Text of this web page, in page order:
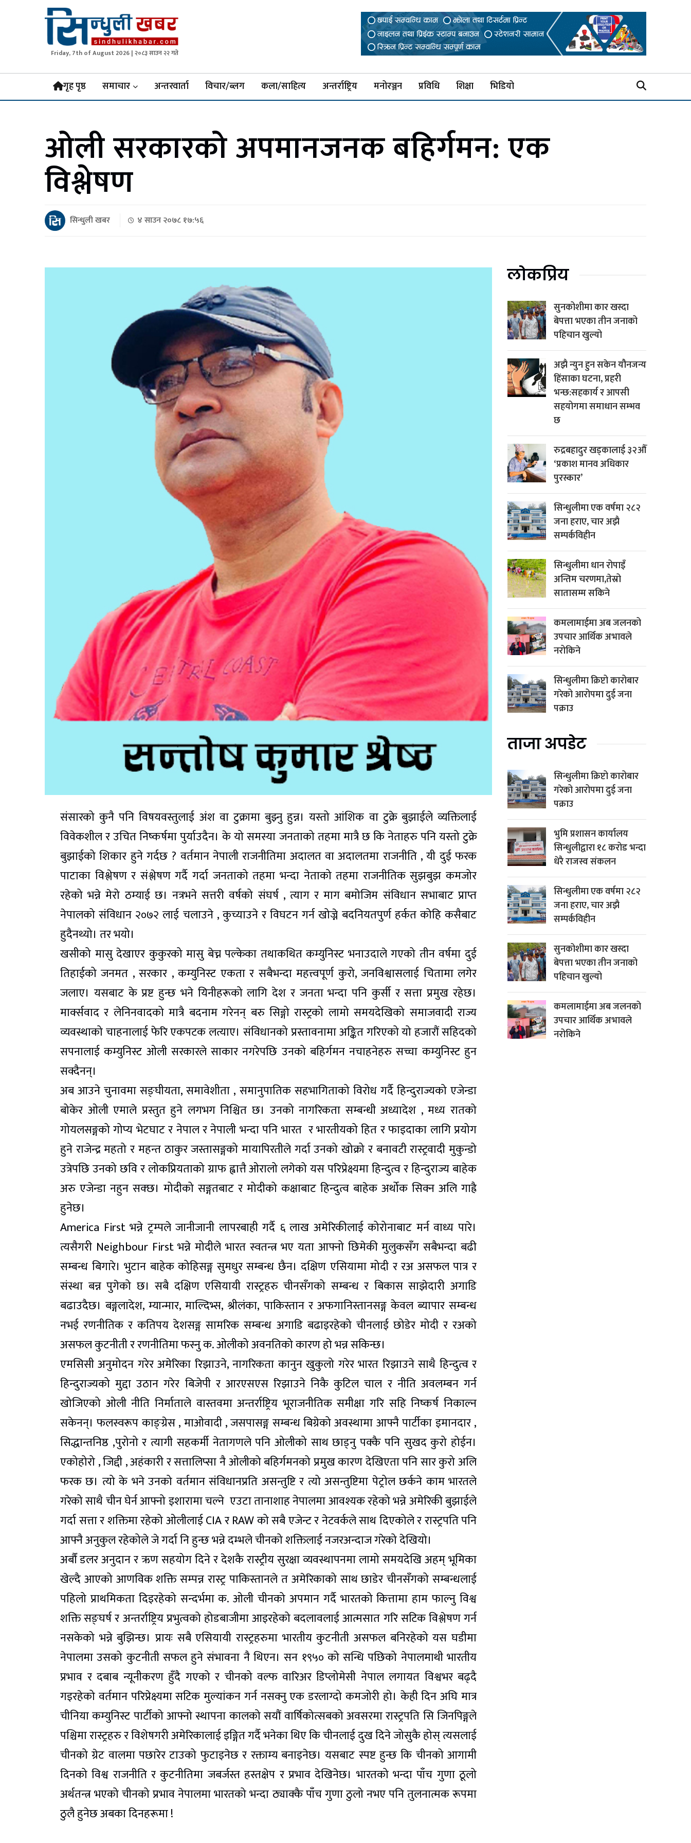
Sindhuli Khabar
News from Sindhuli Nepal
Friday, 7th of August 2026 | २०८३ साउन २२ गते
गृह पृष्ठ समाचार अन्तरवार्ता विचार/ब्लग कला/साहित्य अन्तर्राष्ट्रिय मनोरञ्जन प्रविधि शिक्षा भिडियो
ओली सरकारको अपमानजनक बहिर्गमन: एक
विश्लेषण
सिन्धुली खबर ४ साउन २०७८ १७:५६
संसारको कुनै पनि विषयवस्तुलाई अंश वा टुक्रामा बुझ्नु हुन्न। यस्तो आंशिक वा टुक्रे बुझाईले व्यक्तिलाई
विवेकशील र उचित निष्कर्षमा पुर्याउदैन। के यो समस्या जनताको तहमा मात्रै छ कि नेताहरु पनि यस्तो टुक्रे
बुझाईको शिकार हुने गर्दछ ? वर्तमान नेपाली राजनीतिमा अदालत वा अदालतमा राजनीति , यी दुई फरक
पाटाका विश्लेषण र संश्लेषण गर्दै गर्दा जनताको तहमा भन्दा नेताको तहमा राजनीतिक सुझबुझ कमजोर
रहेको भन्ने मेरो ठम्याई छ। नत्रभने सत्तरी वर्षको संघर्ष , त्याग र माग बमोजिम संविधान सभाबाट प्राप्त
नेपालको संविधान २०७२ लाई चलाउने , कुच्याउने र विघटन गर्न खोज्ने बदनियतपुर्ण हर्कत कोहि कसैबाट
हुदैनथ्यो। तर भयो।
खसीको मासु देखाएर कुकुरको मासु बेच्न पल्केका तथाकथित कम्युनिस्ट भनाउदाले गएको तीन वर्षमा दुई
तिहाईको जनमत , सरकार , कम्युनिस्ट एकता र सबैभन्दा महत्त्वपूर्ण कुरो, जनविश्वासलाई चितामा लगेर
जलाए। यसबाट के प्रष्ट हुन्छ भने यिनीहरूको लागि देश र जनता भन्दा पनि कुर्सी र सत्ता प्रमुख रहेछ।
मार्क्सवाद र लेनिनवादको मात्रै बदनाम गरेनन् बरु सिङ्गो रास्ट्रको लामो समयदेखिको समाजवादी राज्य
व्यवस्थाको चाहनालाई फेरि एकपटक लत्याए। संविधानको प्रस्तावनामा अङ्कित गरिएको यो हजारौं सहिदको
सपनालाई कम्युनिस्ट ओली सरकारले साकार नगरेपछि उनको बहिर्गमन नचाहनेहरु सच्चा कम्युनिस्ट हुन
सक्दैनन्।
अब आउने चुनावमा सङ्घीयता, समावेशीता , समानुपातिक सहभागिताको विरोध गर्दै हिन्दुराज्यको एजेन्डा
बोकेर ओली एमाले प्रस्तुत हुने लगभग निश्चित छ। उनको नागरिकता सम्बन्धी अध्यादेश , मध्य रातको
गोयलसङ्गको गोप्य भेटघाट र नेपाल र नेपाली भन्दा पनि भारत र भारतीयको हित र फाइदाका लागि प्रयोग
हुने राजेन्द्र महतो र महन्त ठाकुर जस्तासङ्गको मायापिरतीले गर्दा उनको खोक्रो र बनावटी रास्ट्रवादी मुकुन्डो
उत्रेपछि उनको छवि र लोकप्रियताको ग्राफ ह्वात्तै ओरालो लगेको यस परिप्रेक्ष्यमा हिन्दुत्व र हिन्दुराज्य बाहेक
अरु एजेन्डा नहुन सक्छ। मोदीको सङ्गतबाट र मोदीको कक्षाबाट हिन्दुत्व बाहेक अर्थोक सिक्न अलि गाह्रै
हुनेछ।
America First भन्ने ट्रम्पले जानीजानी लापरबाही गर्दै ६ लाख अमेरिकीलाई कोरोनाबाट मर्न वाध्य पारे।
त्यसैगरी Neighbour First भन्ने मोदीले भारत स्वतन्त्र भए यता आफ्नो छिमेकी मुलुकसँग सबैभन्दा बढी
सम्बन्ध बिगारे। भुटान बाहेक कोहिसङ्ग सुमधुर सम्बन्ध छैन। दक्षिण एसियामा मोदी र रअ असफल पात्र र
संस्था बन्न पुगेको छ। सबै दक्षिण एसियायी रास्ट्रहरु चीनसँगको सम्बन्ध र बिकास साझेदारी अगाडि
बढाउदैछ। बङ्गलादेश, म्यान्मार, माल्दिभ्स, श्रीलंका, पाकिस्तान र अफगानिस्तानसङ्ग केवल ब्यापार सम्बन्ध
नभई रणनीतिक र कतिपय देशसङ्ग सामरिक सम्बन्ध अगाडि बढाइरहेको चीनलाई छोडेर मोदी र रअको
असफल कुटनीती र रणनीतिमा फस्नु क. ओलीको अवनतिको कारण हो भन्न सकिन्छ।
एमसिसी अनुमोदन गरेर अमेरिका रिझाउने, नागरिकता कानुन खुकुलो गरेर भारत रिझाउने साथै हिन्दुत्व र
हिन्दुराज्यको मुद्दा उठान गरेर बिजेपी र आरएसएस रिझाउने निकै कुटिल चाल र नीति अवलम्बन गर्न
खोजिएको ओली नीति निर्माताले वास्तवमा अन्तर्राष्ट्रिय भूराजनीतिक समीक्षा गरि सहि निष्कर्ष निकाल्न
सकेनन्। फलस्वरूप काङ्ग्रेस , माओवादी , जसपासङ्ग सम्बन्ध बिग्रेको अवस्थामा आफ्नै पार्टीका इमानदार ,
सिद्धान्तनिष्ठ ,पुरोनो र त्यागी सहकर्मी नेतागणले पनि ओलीको साथ छाड्नु पक्कै पनि सुखद कुरो होईन।
एकोहोरो , जिद्दी , अहंकारी र सत्तालिप्सा नै ओलीको बहिर्गमनको प्रमुख कारण देखिएता पनि सार कुरो अलि
फरक छ। त्यो के भने उनको वर्तमान संविधानप्रति असन्तुष्टि र त्यो असन्तुष्टिमा पेट्रोल छर्कने काम भारतले
गरेको साथै चीन घेर्न आफ्नो इशारामा चल्ने एउटा तानाशाह नेपालमा आवश्यक रहेको भन्ने अमेरिकी बुझाईले
गर्दा सत्ता र शक्तिमा रहेको ओलीलाई CIA र RAW को सबै एजेन्ट र नेटवर्कले साथ दिएकोले र रास्ट्रपति पनि
आफ्नै अनुकुल रहेकोले जे गर्दा नि हुन्छ भन्ने दम्भले चीनको शक्तिलाई नजरअन्दाज गरेको देखियो।
अर्बौं डलर अनुदान र ऋण सहयोग दिने र देशकै रास्ट्रीय सुरक्षा व्यवस्थापनमा लामो समयदेखि अहम् भूमिका
खेल्दै आएको आणविक शक्ति सम्पन्न रास्ट्र पाकिस्तानले त अमेरिकाको साथ छाडेर चीनसँगको सम्बन्धलाई
पहिलो प्राथमिकता दिइरहेको सन्दर्भमा क. ओली चीनको अपमान गर्दै भारतको कित्तामा हाम फाल्नु विश्व
शक्ति सङ्घर्ष र अन्तर्राष्ट्रिय प्रभुत्वको होडबाजीमा आइरहेको बदलावलाई आत्मसात गरि सटिक विश्लेषण गर्न
नसकेको भन्ने बुझिन्छ। प्रायः सबै एसियायी रास्ट्रहरुमा भारतीय कुटनीती असफल बनिरहेको यस घडीमा
नेपालमा उसको कुटनीती सफल हुने संभावना नै थिएन। सन १९५० को सन्धि पछिको नेपालमाथी भारतीय
प्रभाव र दबाब न्यूनीकरण हुँदै गएको र चीनको वल्फ वारिअर डिप्लोमेसी नेपाल लगायत विश्वभर बढ्दै
गइरहेको वर्तमान परिप्रेक्ष्यमा सटिक मुल्यांकन गर्न नसक्नु एक डरलाग्दो कमजोरी हो। केही दिन अघि मात्र
चीनिया कम्युनिस्ट पार्टीको आफ्नो स्थापना कालको सयौं वार्षिकोत्सबको अवसरमा रास्ट्रपति सि जिनपिङ्गले
पश्चिमा रास्ट्रहरु र विशेषगरी अमेरिकालाई इङ्गित गर्दै भनेका थिए कि चीनलाई दुख दिने जोसुकै होस् त्यसलाई
चीनको ग्रेट वालमा पछारेर टाउको फुटाइनेछ र रक्ताम्य बनाइनेछ। यसबाट स्पष्ट हुन्छ कि चीनको आगामी
दिनको विश्व राजनीति र कुटनीतिमा जबर्जस्त हस्तक्षेप र प्रभाव देखिनेछ। भारतको भन्दा पाँच गुणा ठूलो
अर्थतन्त्र भएको चीनको प्रभाव नेपालमा भारतको भन्दा ठ्याक्कै पाँच गुणा ठुलो नभए पनि तुलनात्मक रूपमा
ठुलै हुनेछ अबका दिनहरूमा !
लोकप्रिय
सुनकोशीमा कार खस्दा
बेपत्ता भएका तीन जनाको
पहिचान खुल्यो
अझै न्युन हुन सकेन यौनजन्य
हिंसाका घटना, प्रहरी
भन्छ:सहकार्य र आपसी
सहयोगमा समाधान सम्भव
छ
रुद्रबहादुर खड्कालाई ३२औँ
‘प्रकाश मानव अधिकार
पुरस्कार’
सिन्धुलीमा एक वर्षमा २८२
जना हराए, चार अझै
सम्पर्कविहीन
सिन्धुलीमा धान रोपाइँ
अन्तिम चरणमा,तेस्रो
सातासम्म सकिने
कमलामाईमा अब जलनको
उपचार आर्थिक अभावले
नरोकिने
सिन्धुलीमा क्रिप्टो कारोबार
गरेको आरोपमा दुई जना
पक्राउ
ताजा अपडेट
सिन्धुलीमा क्रिप्टो कारोबार
गरेको आरोपमा दुई जना
पक्राउ
भुमि प्रशासन कार्यालय
सिन्धुलीद्वारा १८ करोड भन्दा
धेरै राजस्व संकलन
सिन्धुलीमा एक वर्षमा २८२
जना हराए, चार अझै
सम्पर्कविहीन
सुनकोशीमा कार खस्दा
बेपत्ता भएका तीन जनाको
पहिचान खुल्यो
कमलामाईमा अब जलनको
उपचार आर्थिक अभावले
नरोकिने